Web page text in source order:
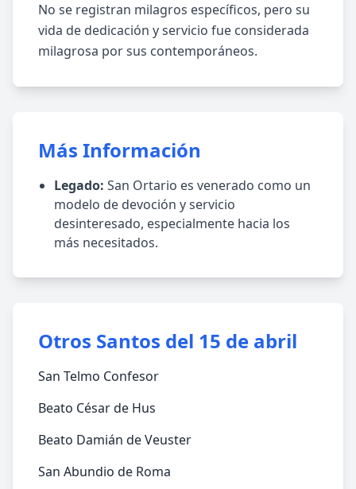
No se registran milagros específicos, pero su
vida de dedicación y servicio fue considerada
milagrosa por sus contemporáneos.
Más Información
Legado: San Ortario es venerado como un
modelo de devoción y servicio
desinteresado, especialmente hacia los
más necesitados.
Otros Santos del 15 de abril
San Telmo Confesor
Beato César de Hus
Beato Damián de Veuster
San Abundio de Roma